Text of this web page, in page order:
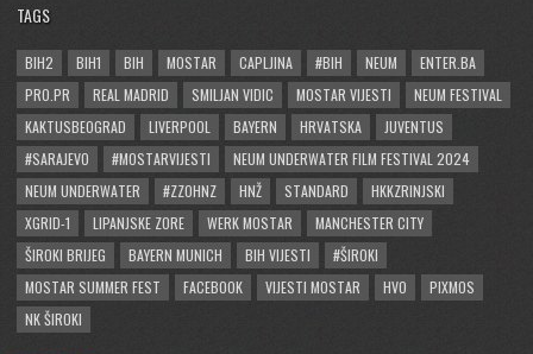
TAGS
BIH2 BIH1 BIH MOSTAR CAPLJINA #BIH NEUM
ENTER.BA
PRO.PR
REAL MADRID SMILJAN VIDIC MOSTAR VIJESTI
NEUM FESTIVAL
KAKTUSBEOGRAD
LIVERPOOL BAYERN HRVATSKA
JUVENTUS
#SARAJEVO
#MOSTARVIJESTI
NEUM UNDERWATER FILM FESTIVAL 2024
NEUM UNDERWATER
#ZZOHNZ HNŽ STANDARD
HKKZRINJSKI
XGRID-1
LIPANJSKE ZORE WERK MOSTAR
MANCHESTER CITY
ŠIROKI BRIJEG
BAYERN MUNICH BIH VIJESTI
#ŠIROKI
MOSTAR SUMMER FEST
FACEBOOK VIJESTI MOSTAR HVO
PIXMOS
NK ŠIROKI